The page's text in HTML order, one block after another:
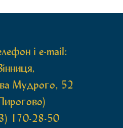
і e-mail:
Мудрого, 52
170-28-50